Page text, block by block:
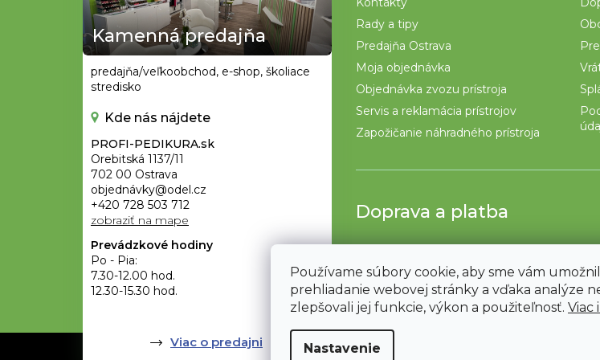
Používame súbory cookie, aby sme vám
prehliadanie webovej stránky a vďaka analýze
zlepšovali jej funkcie, výkon a použiteľnosť. Viac
Nastavenie
Rady a tipy
Predajňa Ostrava
Moja objednávka
Objednávka zvozu prístroja
Servis a reklamácia prístrojov
Zapožičanie náhradného prístroja
Kamenná predajňa
predajňa/veľkoobchod, e-shop, školiace
stredisko
Kde nás nájdete
PROFI-PEDIKURA.sk
Orebitská 1137/11
702 00 Ostrava
objednávky@odel.cz
+420 728 503 712
zobraziť na mape
Prevádzkové hodiny
Po - Pia:
7.30-12.00 hod.
12.30-15.30 hod.
Viac o predajni
Doprava a platba